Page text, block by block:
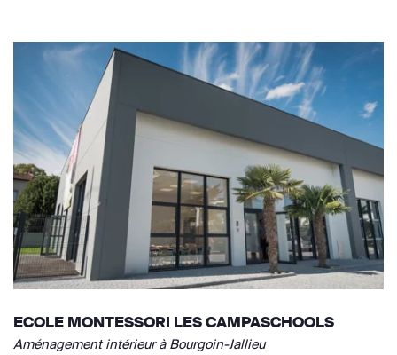
ECOLE MONTESSORI LES CAMPASCHOOLS
Aménagement intérieur à Bourgoin-Jallieu